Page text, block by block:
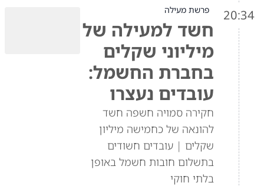
20:34 פרשת מעילה
חשד למעילה של
מיליוני שקלים
בחברת החשמל:
עובדים נעצרו
חקירה סמויה חשפה חשד
להונאה של כחמישה מיליון
שקלים | עובדים חשודים
בתשלום חובות חשמל באופן
בלתי חוקי